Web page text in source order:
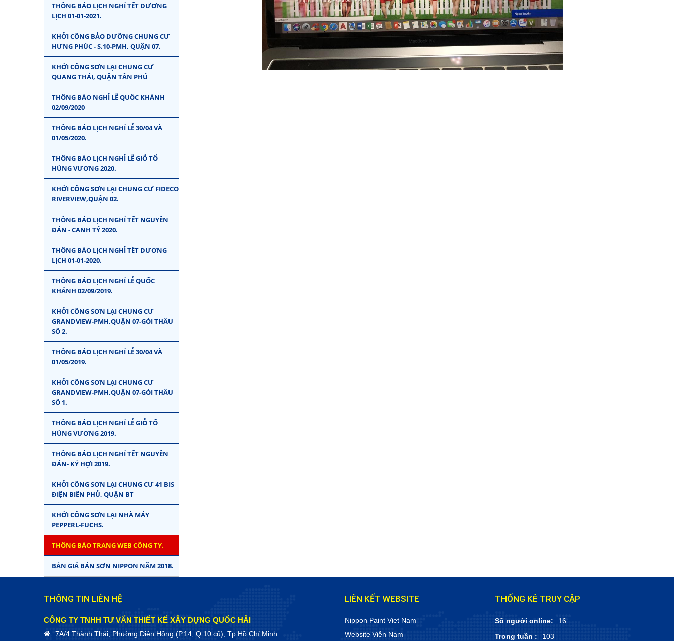
THÔNG BÁO LỊCH NGHỈ TẾT DƯƠNG
LỊCH 01-01-2021.
KHỞI CÔNG BẢO DƯỠNG CHUNG CƯ
HƯNG PHÚC - S.10-PMH, QUẬN 07.
KHỞI CÔNG SƠN LẠI CHUNG CƯ
QUANG THÁI, QUẬN TÂN PHÚ
THÔNG BÁO NGHỈ LỄ QUỐC KHÁNH
02/09/2020
THÔNG BÁO LỊCH NGHỈ LỄ 30/04 VÀ
01/05/2020.
THÔNG BÁO LỊCH NGHỈ LỄ GIỖ TỔ
HÙNG VƯƠNG 2020.
KHỞI CÔNG SƠN LẠI CHUNG CƯ FIDECO
RIVERVIEW,QUẬN 02.
THÔNG BÁO LỊCH NGHỈ TẾT NGUYÊN
ĐÁN - CANH TÝ 2020.
THÔNG BÁO LỊCH NGHỈ TẾT DƯƠNG
LỊCH 01-01-2020.
THÔNG BÁO LỊCH NGHỈ LỄ QUỐC
KHÁNH 02/09/2019.
KHỞI CÔNG SƠN LẠI CHUNG CƯ
GRANDVIEW-PMH,QUẬN 07-GÓI THẦU
SỐ 2.
THÔNG BÁO LỊCH NGHỈ LỄ 30/04 VÀ
01/05/2019.
KHỞI CÔNG SƠN LẠI CHUNG CƯ
GRANDVIEW-PMH,QUẬN 07-GÓI THẦU
SỐ 1.
THÔNG BÁO LỊCH NGHỈ LỄ GIỖ TỔ
HÙNG VƯƠNG 2019.
THÔNG BÁO LỊCH NGHỈ TẾT NGUYÊN
ĐÁN- KỶ HỢI 2019.
KHỞI CÔNG SƠN LẠI CHUNG CƯ 41 BIS
ĐIỆN BIÊN PHỦ, QUẬN BT
KHỞI CÔNG SƠN LẠI NHÀ MÁY
PEPPERL-FUCHS.
THÔNG BÁO TRANG WEB CÔNG TY.
BẢN GIÁ BÁN SƠN NIPPON NĂM 2018.
THÔNG TIN LIÊN HỆ
CÔNG TY TNHH TƯ VẤN THIẾT KẾ XÂY DỰNG QUỐC HẢI
7A/4 Thành Thái, Phường Diên Hồng (P.14, Q.10 cũ), Tp.Hồ Chí Minh.
LIÊN KẾT WEBSITE
Nippon Paint Viet Nam
Website Viễn Nam
THỐNG KÊ TRUY CẬP
Số người online:
16
Trong tuần :
103